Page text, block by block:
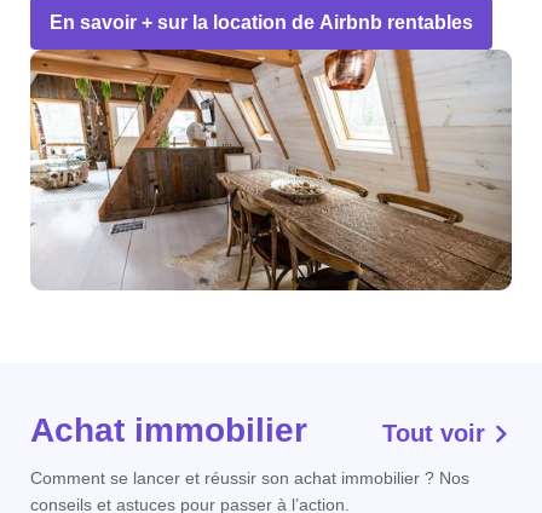
En savoir + sur la location de Airbnb rentables
Achat immobilier Tout voir
Comment se lancer et réussir son achat immobilier ? Nos
conseils et astuces pour passer à l’action.